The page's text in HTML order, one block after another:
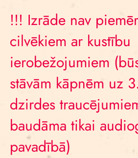
!!! Izrāde nav
cilvēkiem ar kustību
ierobežojumiem
stāvām kāpnēm uz
dzirdes
baudāma tikai
pavadībā)